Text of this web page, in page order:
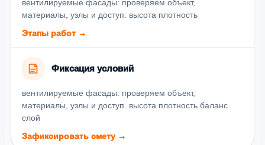
вентилируемые фасады: проверяем объект,
материалы, узлы и доступ. высота плотность
Этапы работ →
Фиксация условий
вентилируемые фасады: проверяем объект,
материалы, узлы и доступ. высота плотность баланс
слой
Зафиксировать смету →